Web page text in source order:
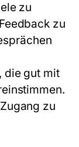
zu
zu
die gut mit
zu